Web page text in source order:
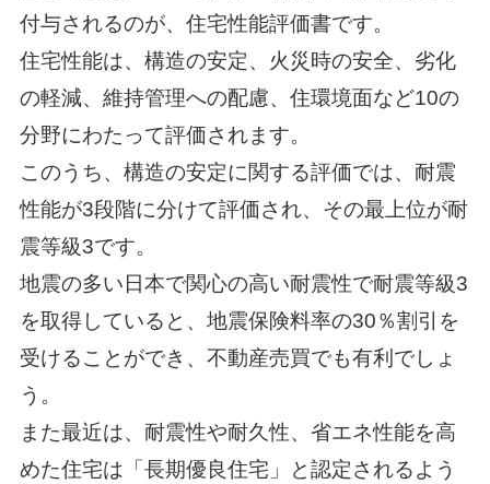
付与されるのが、住宅性能評価書です。
住宅性能は、構造の安定、火災時の安全、劣化
の軽減、維持管理への配慮、住環境面など10の
分野にわたって評価されます。
このうち、構造の安定に関する評価では、耐震
性能が3段階に分けて評価され、その最上位が耐
震等級3です。
地震の多い日本で関心の高い耐震性で耐震等級3
を取得していると、地震保険料率の30％割引を
受けることができ、不動産売買でも有利でしょ
う。
また最近は、耐震性や耐久性、省エネ性能を高
めた住宅は「長期優良住宅」と認定されるよう